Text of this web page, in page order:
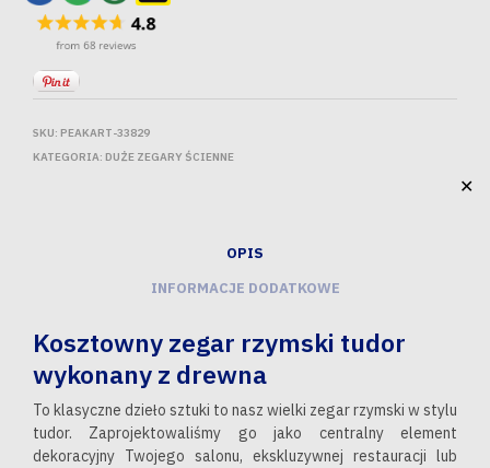
✕
SKU: PEAKART-33829
KATEGORIA: DUŻE ZEGARY ŚCIENNE
OPIS
INFORMACJE DODATKOWE
Kosztowny zegar rzymski tudor
wykonany z drewna
To klasyczne dzieło sztuki to nasz wielki zegar rzymski w stylu
tudor. Zaprojektowaliśmy go jako centralny element
dekoracyjny Twojego salonu, ekskluzywnej restauracji lub